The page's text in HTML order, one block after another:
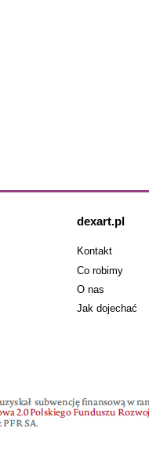
dexart.pl
Kontakt
Co robimy
O nas
Jak dojechać